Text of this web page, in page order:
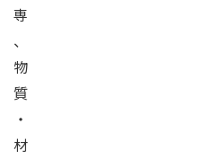
専
、
物
質
・
材